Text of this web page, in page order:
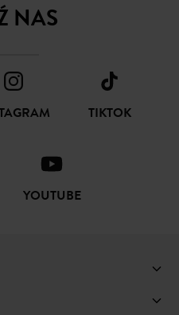
NAS
TIKTOK
YOUTUBE